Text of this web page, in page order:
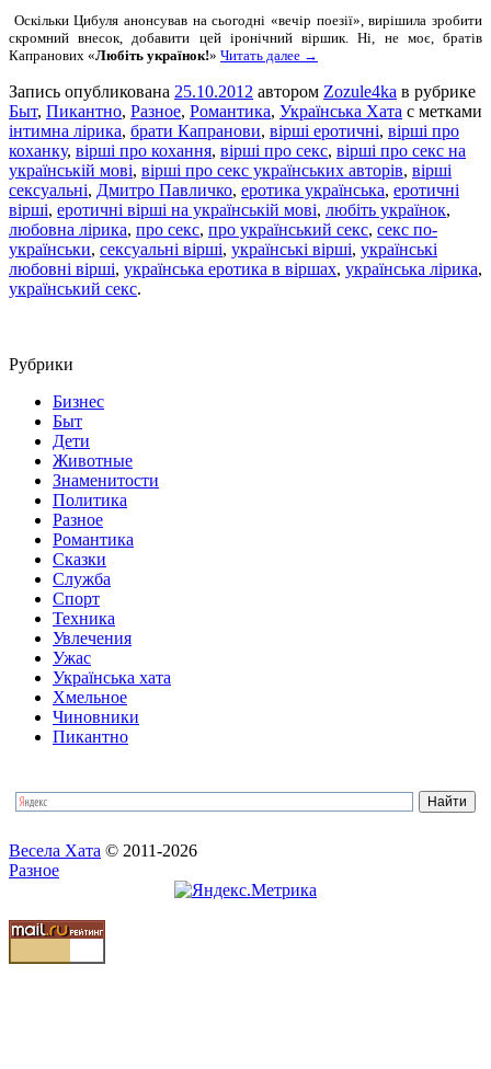
Оскільки Цибуля анонсував на сьогодні «вечір поезії»,вирішила зробити
скромний внесок, добавити цей іронічний віршик. Ні, не моє, братів
Капранових «Любіть українок!» Читать далее →
Запись опубликована 25.10.2012 автором Zozule4ka в рубрике
Быт, Пикантно, Разное, Романтика, Українська Хата с метками
інтимна лірика, брати Капранови, вірші еротичні, вірші про
коханку, вірші про кохання, вірші про секс, вірші про секс на
українській мові, вірші про секс українських авторів, вірші
сексуальні, Дмитро Павличко, еротика українська, еротичні
вірші, еротичні вірші на українській мові, любіть українок,
любовна лірика, про секс, про український секс, секс по-
українськи, сексуальні вірші, українські вірші, українські
любовні вірші, українська еротика в віршах, українська лірика,
український секс.
Рубрики
Бизнес
Быт
Дети
Животные
Знаменитости
Политика
Разное
Романтика
Сказки
Служба
Спорт
Техника
Увлечения
Ужас
Українська хата
Хмельное
Чиновники
Пикантно
Весела Хата © 2011-2026
Разное